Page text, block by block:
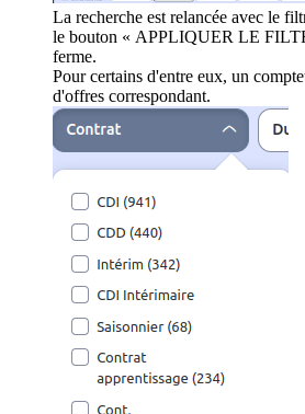
La recherche est relancée avec le
le bouton « APPLIQUER LE
ferme.
Pour certains d'entre eux, un
d'offres correspondant.